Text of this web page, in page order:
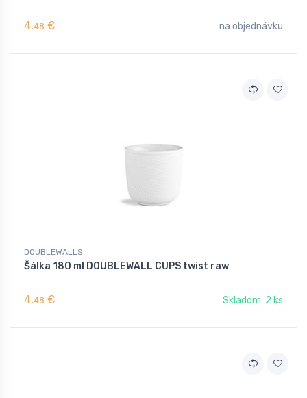
4,48 € na objednávku
DOUBLEWALLS
Šálka 180 ml DOUBLEWALL CUPS twist raw
4,48 € Skladom: 2 ks